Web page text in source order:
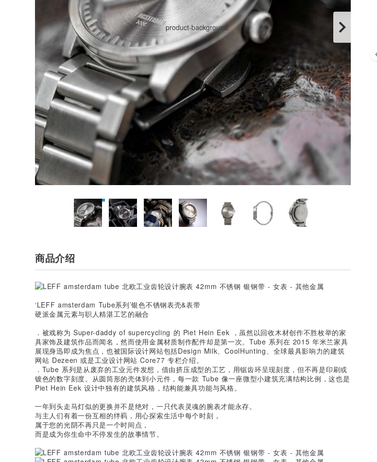
商品介绍
‘LEFF amsterdam Tube系列’银色不锈钢表壳&表带
硬派金属元素与职人精湛工艺的融合
．被戏称为 Super-daddy of supercycling 的 Piet Hein Eek ，虽然以回收木材创作不胜枚举的家
具家饰及建筑作品而闻名，然而使用金属材质制作配件却是第一次。Tube 系列在 2015 年米兰家具
展现身迅即成为焦点，也被国际设计网站包括Design Milk、CoolHunting、全球最具影响力的建筑
网站 Dezeen 或是工业设计网站 Core77 专栏介绍。
．Tube 系列是从废弃的工业元件发想，借由挤压成型的工艺，用锯齿环呈现刻度，但不再是印刷或
镀色的数字刻度。从圆筒形的壳体到小元件，每一款 Tube 像一座微型小建筑充满结构比例，这也是
Piet Hein Eek 设计中独有的建筑风格，结构能兼具功能与风格。
一年到头走马灯似的更换并不是绝对，一只代表灵魂的腕表才能永存。
与主人们有着一份互相的绊羁，用心探索生活中每个时刻，
属于您的光阴不再只是一个时间点，
而是成为你生命中不停发生的故事情节。